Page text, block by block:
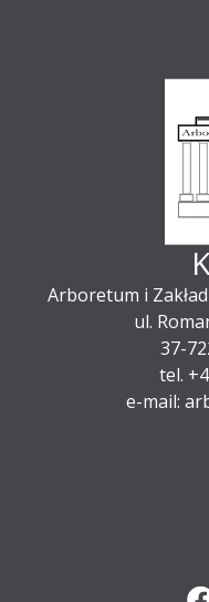
Arboretum i
ul.
37-
tel.
e-mail: